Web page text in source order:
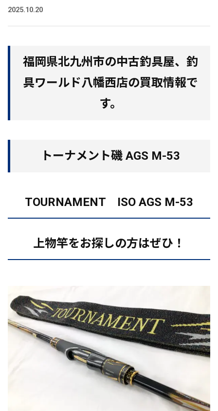
2025.10.20
福岡県北九州市の中古釣具屋、釣
具ワールド八幡西店の買取情報で
す。
トーナメント磯 AGS M-53
TOURNAMENT ISO AGS M-53
上物竿をお探しの方はぜひ！